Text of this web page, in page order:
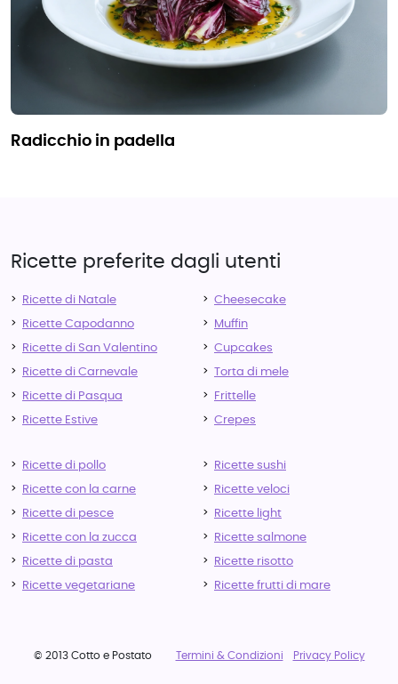
radicchio in padella
Ricette preferite dagli utenti
Ricette di Natale
Ricette Capodanno
Ricette di San Valentino
Ricette di Carnevale
Ricette di Pasqua
Ricette Estive
Cheesecake
Muffin
Cupcakes
Torta di mele
Frittelle
Crepes
Ricette di pollo
Ricette con la carne
Ricette di pesce
Ricette con la zucca
Ricette di pasta
Ricette vegetariane
Ricette sushi
Ricette veloci
Ricette light
Ricette salmone
Ricette risotto
Ricette frutti di mare
© 2013 Cotto e Postato Termini & Condizioni Privacy Policy